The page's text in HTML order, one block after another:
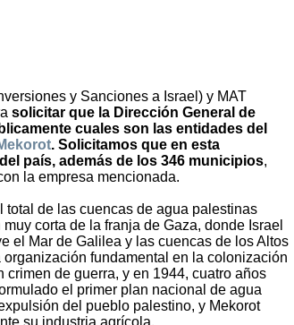
y Sanciones a Israel) y MAT
solicitar que la Dirección General de
cuales son las entidades del
. Solicitamos que en esta
país, además de los 346 municipios,
la empresa mencionada.
total de las cuencas de agua palestinas
corta de la franja de Gaza, donde Israel
el Mar de Galilea y las cuencas de los Altos
fundamental en la colonización
de guerra, y en 1944, cuatro años
el primer plan nacional de agua
del pueblo palestino, y Mekorot